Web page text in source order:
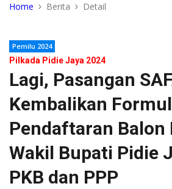
Home Berita Detail
Pemilu 2024
Pilkada Pidie Jaya 2024
Lagi, Pasangan
Kembalikan
Pendaftaran Balon
Wakil Bupati Pidie
PKB dan PPP